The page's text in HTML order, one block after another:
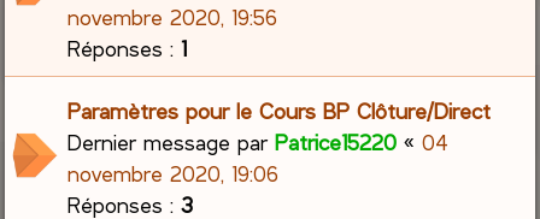
novembre 2020, 19:56
Réponses :1
Paramètres pour le Cours BP Clôture/Direct
Dernier message parPatrice15220 «04
novembre 2020, 19:06
Réponses :3